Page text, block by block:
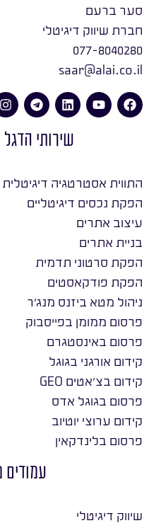
סער ברעם
חברת שיווק דיגיטלי
077-8040280
saar@alai.co.il
שירותי
התווית אסטרטגיה דיגיטלית
הפקת נכסים דיגיטליים
עיצוב אתרים
בניית אתרים
הפקת סרטוני תדמית
הפקת פודקאסטים
ניהול מטא ביזנס מנג׳ר
פרסום ממומן בפייסבוק
פרסום באינסטגרם
קידום אורגני בגוגל
קידום בצ׳אטים GEO
פרסום בגוגל אדס
קידום ערוצי יוטיוב
פרסום בלינדקאין
עמודים
שיווק דיגיטלי